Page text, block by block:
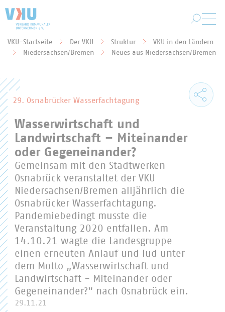
Sie befinden sich hier:
VKU-Startseite Der VKU Struktur
VKU in den Ländern
Niedersachsen/Bremen
Neues aus Niedersachsen/Bremen
29. Osnabrücker Wasserfachtagung
Wasserwirtschaft und
Landwirtschaft – Miteinander
oder Gegeneinander?
Gemeinsam mit den Stadtwerken
Osnabrück veranstaltet der VKU
Niedersachsen/Bremen alljährlich die
Osnabrücker Wasserfachtagung.
Pandemiebedingt musste die
Veranstaltung 2020 entfallen. Am
14.10.21 wagte die Landesgruppe
einen erneuten Anlauf und lud unter
dem Motto „Wasserwirtschaft und
Landwirtschaft - Miteinander oder
Gegeneinander?" nach Osnabrück ein.
29.11.21